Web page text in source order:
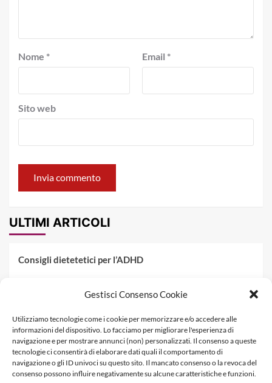
Gestisci Consenso Cookie
Utilizziamo tecnologie come i cookie per memorizzare e/o accedere alle
informazioni del dispositivo. Lo facciamo per migliorare l'esperienza di
navigazione e per mostrare annunci (non) personalizzati. Il consenso a queste
tecnologie ci consentirà di elaborare dati quali il comportamento di
navigazione o gli ID univoci su questo sito. Il mancato consenso o la revoca del
consenso possono influire negativamente su alcune caratteristiche e funzioni.
Nome * Email *
Sito web
ULTIMI ARTICOLI
Consigli dietetetici per l’ADHD
Fenilchetonuria
Dieta militare: come funziona, opinioni e schema tipo per
dimagrire in 3 giorni